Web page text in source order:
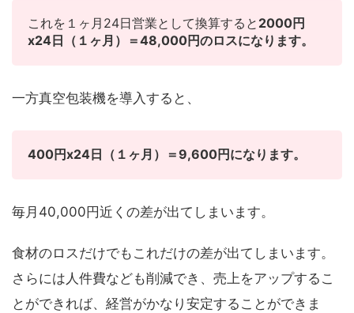
これを１ヶ月24日営業として換算すると 2000円
x24日（１ヶ月）＝48,000円のロスになります。
一方真空包装機を導入すると、
400円x24日（１ヶ月）＝9,600円になります。
毎月40,000円近くの差が出てしまいます。
食材のロスだけでもこれだけの差が出てしまいます。
さらには人件費なども削減でき、売上をアップするこ
とができれば、経営がかなり安定することができま